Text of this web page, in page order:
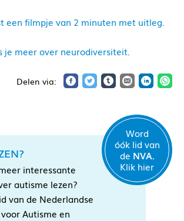
een filmpje van 2 minuten met uitleg.
je meer over neurodiversiteit.
interessante
autisme lezen?
van de Nederlandse
Autisme en
Word
óók lid van
de NVA.
Klik hier